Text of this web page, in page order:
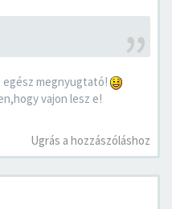
megnyugtató!
vajon lesz e!
Ugrás a hozzászóláshoz